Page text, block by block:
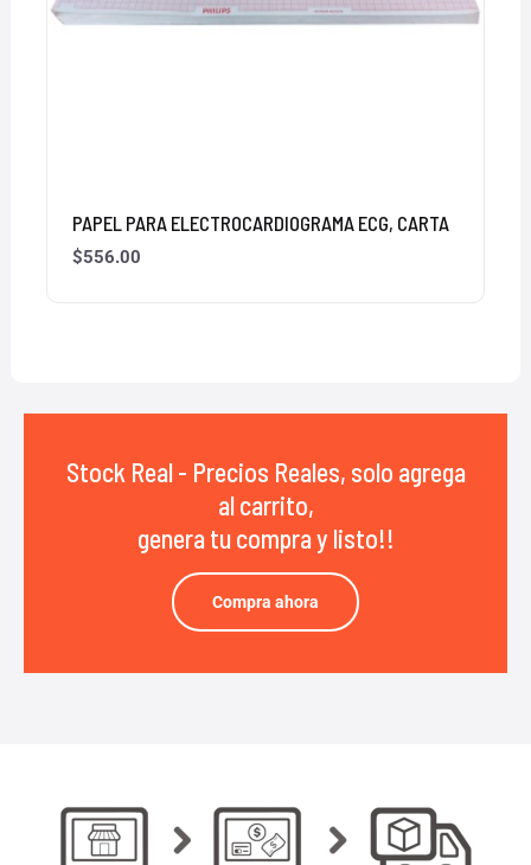
PAPEL PARA ELECTROCARDIOGRAMA ECG, CARTA
$556.00
Stock Real - Precios Reales, solo agrega
al carrito,
genera tu compra y listo!!
Compra ahora